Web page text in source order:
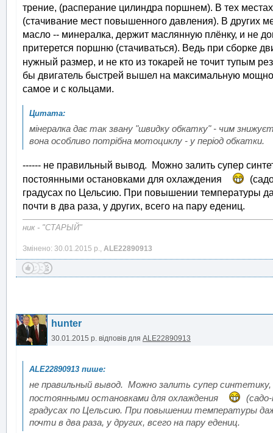
трение, (расперание цилиндра поршнем). В тех
(стачивание мест повышенного давления). В других
масло -- минералка, держит маслянную плёнку, и не
притерется поршню (стачиваться). Ведь при сборке
нужный размер, и не кто из токарей не точит тупым
бы двигатель быстрей вышел на максимальную
самое и с кольцами.
мінералка дає так звану "швидку обкатку" - чим
вона особливо потрібна мотоциклу - у період обкатки.
------ не правильный вывод. Можно залить супер
постоянными остановками для охлаждения
градусах по Цельсию. При повышении температуры
почти в два раза, у других, всего на пару едениц.
ник - "СТАРЫЙ"
Змінено: 30.01.2015 р., ALE22890913
hunter
30.01.2015 р. відповів для ALE22890913
не правильный вывод. Можно залить супер
постоянными остановками для охлаждения
градусах по Цельсию. При повышении температуры
почти в два раза, у других, всего на пару едениц.